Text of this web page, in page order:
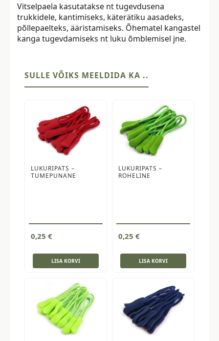
Vitselpaela kasutatakse nt tugevdusena
trukkidele, kantimiseks, käterätiku aasadeks,
põllepaelteks, ääristamiseks. Õhematel kangastel
kanga tugevdamiseks nt luku õmblemisel jne.
SULLE VÕIKS MEELDIDA KA ..
LUKURIPATS –
TUMEPUNANE
0,25 €
LISA KORVI
LUKURIPATS –
ROHELINE
0,25 €
LISA KORVI